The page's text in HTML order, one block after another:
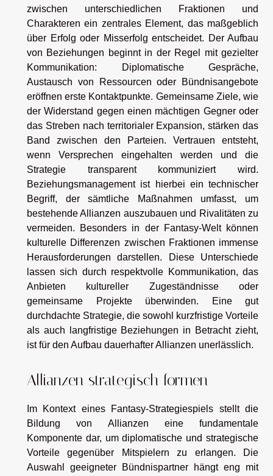
zwischen unterschiedlichen Fraktionen und
Charakteren ein zentrales Element, das maßgeblich
über Erfolg oder Misserfolg entscheidet. Der Aufbau
von Beziehungen beginnt in der Regel mit gezielter
Kommunikation: Diplomatische Gespräche,
Austausch von Ressourcen oder Bündnisangebote
eröffnen erste Kontaktpunkte. Gemeinsame Ziele, wie
der Widerstand gegen einen mächtigen Gegner oder
das Streben nach territorialer Expansion, stärken das
Band zwischen den Parteien. Vertrauen entsteht,
wenn Versprechen eingehalten werden und die
Strategie transparent kommuniziert wird.
Beziehungsmanagement ist hierbei ein technischer
Begriff, der sämtliche Maßnahmen umfasst, um
bestehende Allianzen auszubauen und Rivalitäten zu
vermeiden. Besonders in der Fantasy-Welt können
kulturelle Differenzen zwischen Fraktionen immense
Herausforderungen darstellen. Diese Unterschiede
lassen sich durch respektvolle Kommunikation, das
Anbieten kultureller Zugeständnisse oder
gemeinsame Projekte überwinden. Eine gut
durchdachte Strategie, die sowohl kurzfristige Vorteile
als auch langfristige Beziehungen in Betracht zieht,
ist für den Aufbau dauerhafter Allianzen unerlässlich.
Allianzen strategisch formen
Im Kontext eines Fantasy-Strategiespiels stellt die
Bildung von Allianzen eine fundamentale
Komponente dar, um diplomatische und strategische
Vorteile gegenüber Mitspielern zu erlangen. Die
Auswahl geeigneter Bündnispartner hängt eng mit